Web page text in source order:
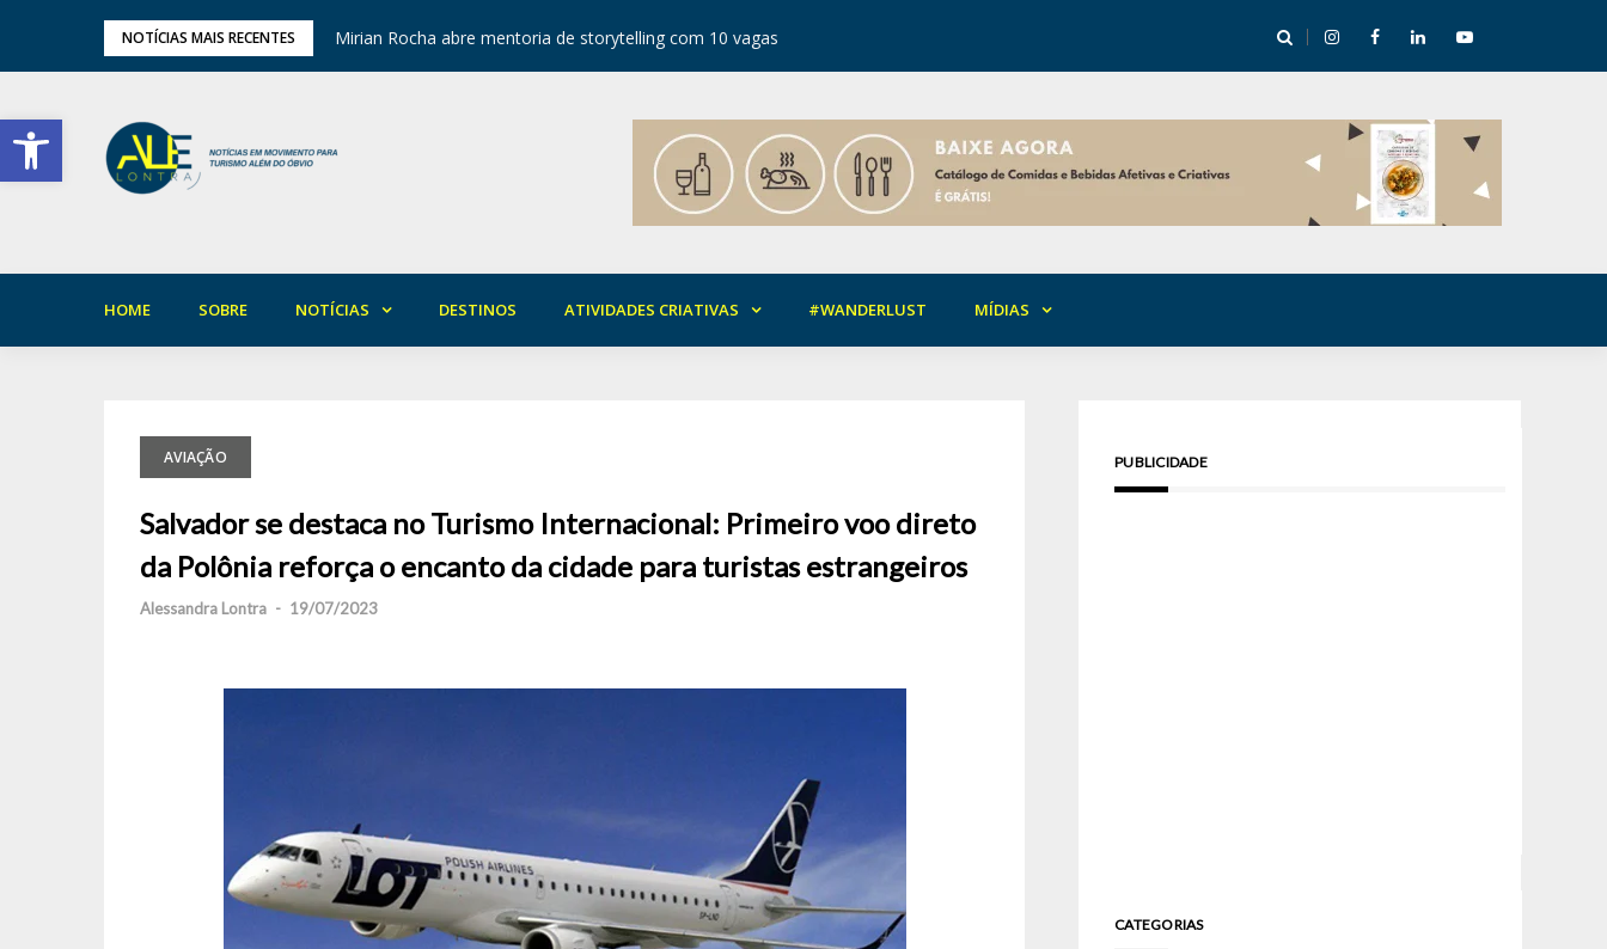
Barra de Ferramentas Aberta
NOTÍCIAS MAIS RECENTES
em Areia Mirian Rocha abre mentoria de storytelling com 10 vagas Festival de Inverno nas Serras abre temporada cultural em Cuité
HOME SOBRE NOTÍCIAS DESTINOS ATIVIDADES CRIATIVAS #WANDERLUST MÍDIAS
AVIAÇÃO
Salvador se destaca no Turismo Internacional: Primeiro voo direto
da Polônia reforça o encanto da cidade para turistas estrangeiros
Alessandra Lontra - 19/07/2023
PUBLICIDADE
CATEGORIAS